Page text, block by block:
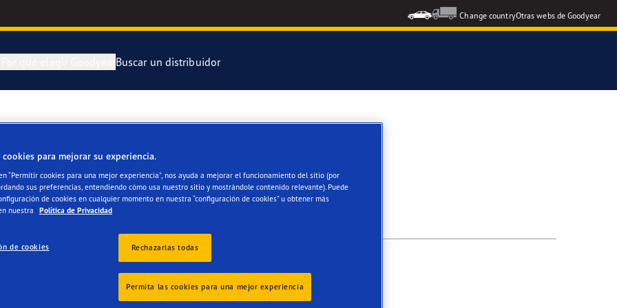
Change countryOtras webs de Goodyear
y cambia tus neumáticos
de tus neumáticos
Que Cuentan
Performance 3
4Seasons Gen-3
EfficientGrip Performance 2
Neumático Oficial del Grupo Aramón
Neumáticos Goodyear Eagle
Buscar un distribuidor
Orue
para mejorar su experiencia.
“Permitir cookies para una mejor experiencia”, nos ayuda a mejorar el funcionamiento del sitio (por
sus preferencias, entendiendo cómo usa nuestro sitio y mostrándole contenido relevante). Puede
de cookies en cualquier momento en nuestra “configuración de cookies” u obtener más
nuestra
Política de Privacidad
de cookies Rechazarlas todas
Permita las cookies para una mejor experiencia